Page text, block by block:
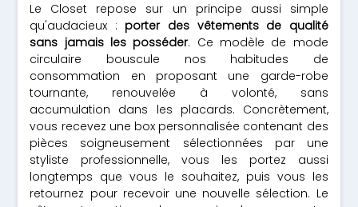
Le Closet repose sur un principe aussi simple
qu'audacieux : porter des vêtements de qualité
sans jamais les posséder. Ce modèle de mode
circulaire bouscule nos habitudes de
consommation en proposant une garde-robe
tournante, renouvelée à volonté, sans
accumulation dans les placards. Concrètement,
vous recevez une box personnalisée contenant des
pièces soigneusement sélectionnées par une
styliste professionnelle, vous les portez aussi
longtemps que vous le souhaitez, puis vous les
retournez pour recevoir une nouvelle sélection. Le